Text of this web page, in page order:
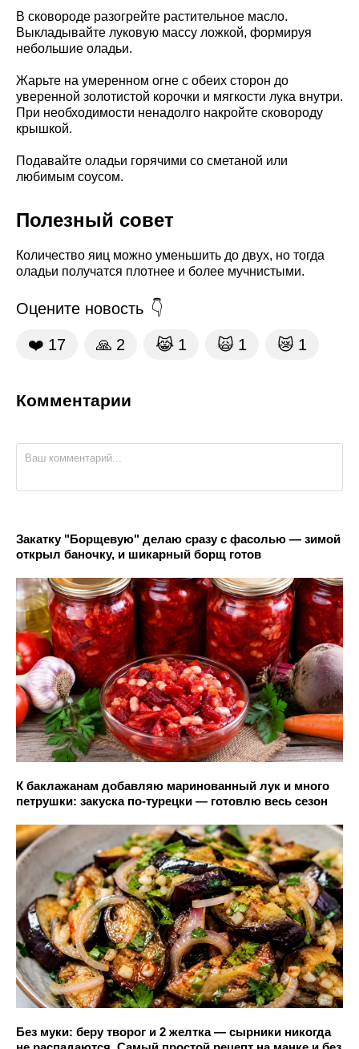
В сковороде разогрейте растительное масло.
Выкладывайте луковую массу ложкой, формируя
небольшие оладьи.
Жарьте на умеренном огне с обеих сторон до
уверенной золотистой корочки и мягкости лука внутри.
При необходимости ненадолго накройте сковороду
крышкой.
Подавайте оладьи горячими со сметаной или
любимым соусом.
Полезный совет
Количество яиц можно уменьшить до двух, но тогда
оладьи получатся плотнее и более мучнистыми.
Оцените новость
❤️ 17 🙏 2 😹 1 🙀 1 😿 1
Комментарии
Закатку "Борщевую" делаю сразу с фасолью — зимой
открыл баночку, и шикарный борщ готов
К баклажанам добавляю маринованный лук и много
петрушки: закуска по-турецки — готовлю весь сезон
Без муки: беру творог и 2 желтка — сырники никогда